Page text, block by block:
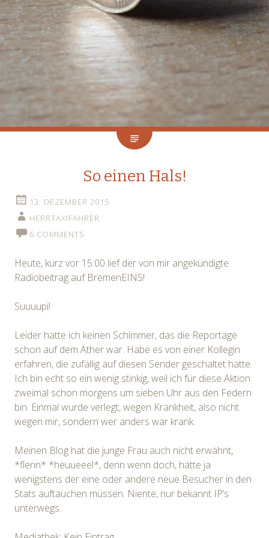
So einen Hals!
13. DEZEMBER 2015
HERRTAXIFAHRER
6 COMMENTS
Heute, kurz vor 15:00 lief der von mir angekündigte
Radiobeitrag auf BremenEINS!
Suuuupi!
Leider hatte ich keinen Schimmer, das die Reportage
schon auf dem Äther war. Habe es von einer Kollegin
erfahren, die zufällig auf diesen Sender geschaltet hatte.
Ich bin echt so ein wenig stinkig, weil ich für diese Aktion
zweimal schon morgens um sieben Uhr aus den Federn
bin. Einmal wurde verlegt, wegen Krankheit, also nicht
wegen mir, sondern wer anders war krank.
Meinen Blog hat die junge Frau auch nicht erwähnt,
*flenn* *heuueeel*, denn wenn doch, hätte ja
wenigstens der eine oder andere neue Besucher in den
Stats auftauchen müssen. Niente, nur bekannt IP’s
unterwegs.